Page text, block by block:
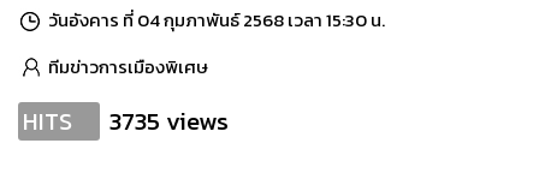
วันอังคาร ที่ 04 กุมภาพันธ์ 2568 เวลา 15:30 น.
ทีมข่าวการเมืองพิเศษ
HITS 3735 views